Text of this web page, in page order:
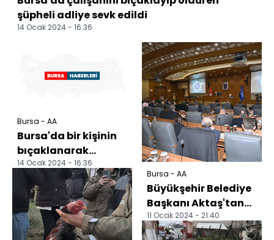
şüpheli adliye sevk edildi
14 Ocak 2024 - 16:36
Bursa - AA
Bursa'da bir kişinin
bıçaklanarak
öldürüldüğü kavga
güvenlik
kamerasında
14 Ocak 2024 - 16:36
Bursa - AA
Büyükşehir Belediye
Başkanı Aktaş'tan
meclis toplantısında
BUSKİ açıklaması...
11 Ocak 2024 - 21:40